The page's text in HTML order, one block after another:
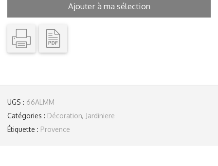
Ajouter à ma sélection
UGS : 66ALMM
Catégories : Décoration, Jardiniere
Étiquette : Provence